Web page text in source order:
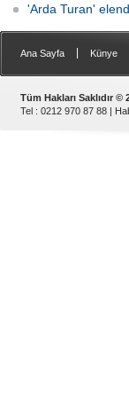
'Arda Turan'
Ana Sayfa Künye
Tüm Hakları Saklıdır
Tel : 0212 970 87 88 |